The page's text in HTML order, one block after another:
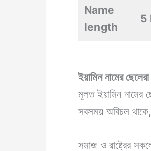
Name
length
5
ইয়ামিন নামের
মূলত ইয়ামিন নামের
সবসময় অবিচল থাকে,
সমাজ ও রাষ্ট্রের